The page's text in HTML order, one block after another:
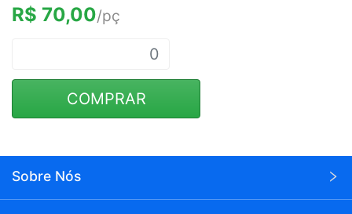
R$ 70,00/pç
COMPRAR
Sobre Nós